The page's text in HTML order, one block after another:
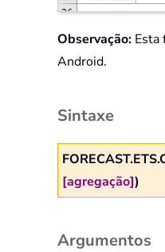
Observação: Esta
Android.
Sintaxe
[agregação])
Argumentos